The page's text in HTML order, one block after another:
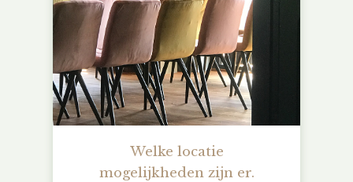
Welke locatie
mogelijkheden zijn er.